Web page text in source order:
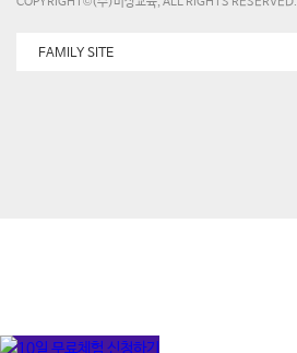
FAMILY SITE